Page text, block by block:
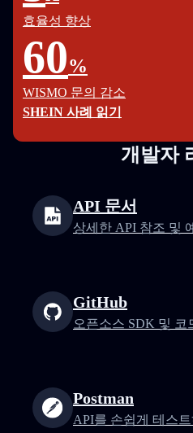
효율성 향상
60%
WISMO 문의 감소
SHEIN 사례 읽기
개발자
API 문서
상세한 API 참조 및
GitHub
오픈소스 SDK 및 코
Postman
API를 손쉽게 테스